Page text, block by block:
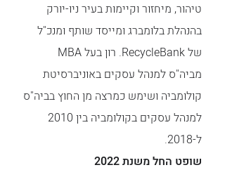
טיהור, מיחזור וקיימות בעיר ניו-יורק
בהנהלת בלומברג ומייסד שותף ומנכ"ל
של RecycleBank. רון בעל MBA
מביה"ס למנהל עסקים באוניברסיטת
קולומביה ושימש כמרצה מן החוץ בביה"ס
למנהל עסקים בקולומביה בין 2010
ל-2018.
שופט החל משנת 2022